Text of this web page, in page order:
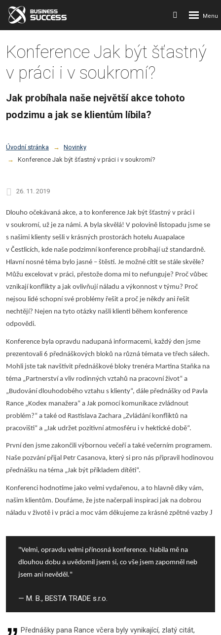
Vyhledávání
Rozbalení
Konference Jak být šťastný
v práci i v soukromí?
Jak probíhala naše největší akce tohoto
podzimu a jak se klientům líbila?
Úvodní stránka
Novinky
Konference Jak být šťastný v práci i v soukromí?
26. 11. 2019
Dlouho očekávaná akce, a to konference Jak být šťastný v práci i
v soukromí, už je za námi. A byla skvělá! V polovině listopadu jsme se
s našimi klienty sešli v krásných prostorách hotelu Auapalace
v Čestlicích, kde naše podzimní konference probíhají už standardně.
Hlavní nosné téma bylo jasné – štěstí. Je možné cítit se stále skvěle?
Můžu excelovat v práci, přestože doma mi to nefunguje? Proč vůbec
vznikají konflikty a jak ovlivňují náladu a výkonnost v týmu? Proč
nejsou lidé schopní své problémy řešit a proč je někdy ani řešit
nechtějí? Nejen na tyto otázky našli klienti během konference
odpovědi.
Konference byla opravdu nadupaná informacemi, každý den jsme
prezentovali 6 přednáškových bloků na různá témata ve třech sálech.
Mohli jste tak navštívit přednáškové bloky trenéra Martina Staňka na
téma „Partnerství a vliv rodinných vztahů na pracovní život“ a
„Budování dlouhodobého vztahu s klienty“, dále přednášky od Pavla
Rance „Kodex manažera“ a Jak pomocí komunikace zvládnout
problém?“ a také od Rastislava Zachara „Zvládání konfliktů na
pracovišti“ a „Jak udržet pozitivní atmosféru i v hektické době“.
První den jsme zakončili výbornou večeří a také večerním programem.
Naše pozvání přijal Petr Casanova, který si pro nás připravil hodinovou
přednášku na téma „Jak být příkladem dítěti“.
Konferenci hodnotíme jako velmi vydařenou, a to hlavně díky vám,
našim klientům. Doufáme, že jste načerpali inspiraci jak na dobrou
náladu v životě i v práci a moc vám děkujeme za krásné zpětné vazby J
"Velmi, opravdu velmi přínosná konference. Nabila mě na
dlouhou dobu a uvědomil jsem si, co vše jsem zapomněl neb
jsem ani nevěděl."
M. B., BESTA TRADE s.r.o.
Přednášky pana Rance včera byly vynikající, zlatý citát,